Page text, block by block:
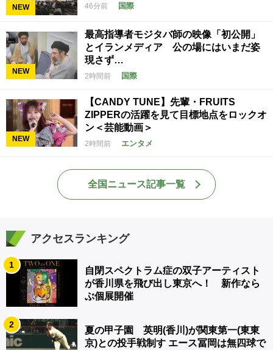
NEW 46分前 国際
NEW
最高指導者モジタバ師の映像「初公開」
とイランメディア 公の場にはいまだ姿
現さず…
2時間前 国際
NEW
【CANDY TUNE】先輩・FRUITS
ZIPPERの活躍を見て目標地点をロックオ
ン＜芸能動画＞
2時間前 エンタメ
全国ニュース記事一覧
アクセスランキング
1
自閉スペクトラム症の双子アーティスト
が香川県を飛び出し東京へ！ 新作なら
ぶ個展開催
2
夏の甲子園 英明(香川)が関東第一(東東
京)との投手戦制す エース冨岡は無四球で